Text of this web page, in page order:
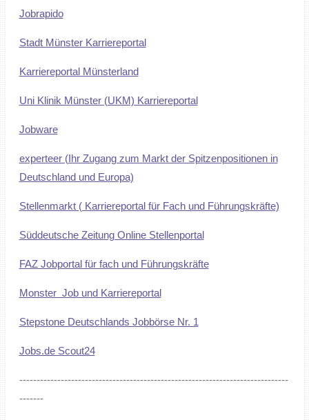
Jobrapido
Stadt Münster Karriereportal
Karriereportal Münsterland
Uni Klinik Münster (UKM) Karriereportal
Jobware
experteer (Ihr Zugang zum Markt der Spitzenpositionen in
Deutschland und Europa)
Stellenmarkt ( Karriereportal für Fach und Führungskräfte)
Süddeutsche Zeitung Online Stellenportal
FAZ Jobportal für fach und Führungskräfte
Monster Job und Karriereportal
Stepstone Deutschlands Jobbörse Nr. 1
Jobs.de Scout24
------------------------------------------------------------------------------
-------